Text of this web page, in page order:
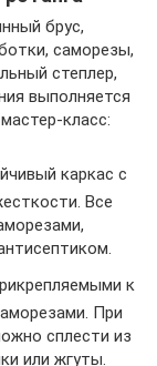
брус,
саморезы,
степлер,
выполняется
класс:
каркас с
Все
к
При
сплести из
или жгуты.